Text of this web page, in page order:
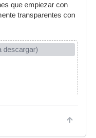
que empiezar con
transparentes con
descargar)